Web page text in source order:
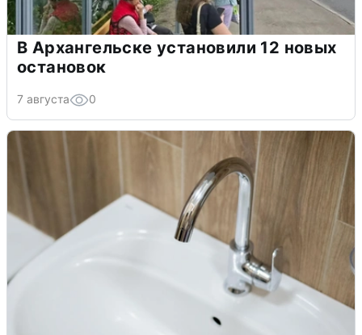
В Архангельске установили 12 новых
остановок
7 августа 0